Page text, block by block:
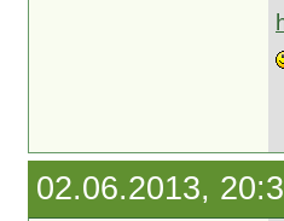
02.06.2013,